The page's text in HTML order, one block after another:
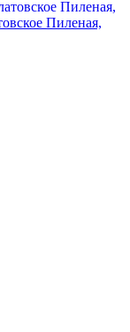
Пиленая,